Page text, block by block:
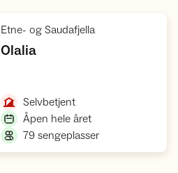
Etne- og Saudafjella
Olalia,
Selvbetjent,
Åpen hele året,
79 sengeplasser,